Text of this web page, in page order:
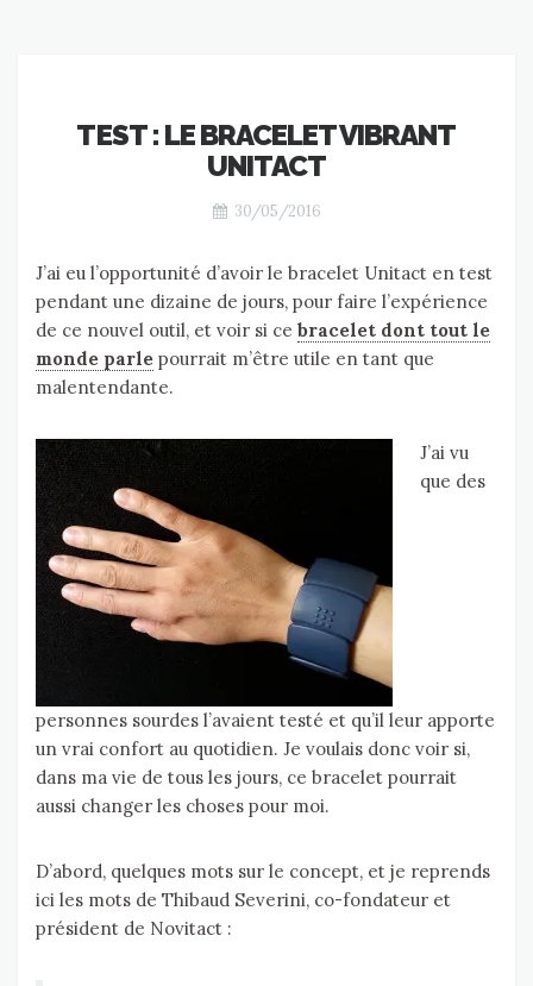
TEST : LE BRACELET VIBRANT
UNITACT
30/05/2016
J’ai eu l’opportunité d’avoir le bracelet Unitact en test
pendant une dizaine de jours, pour faire l’expérience
de ce nouvel outil, et voir si ce bracelet dont tout le
monde parle pourrait m’être utile en tant que
malentendante.
J’ai vu
que des
personnes sourdes l’avaient testé et qu’il leur apporte
un vrai confort au quotidien. Je voulais donc voir si,
dans ma vie de tous les jours, ce bracelet pourrait
aussi changer les choses pour moi.
D’abord, quelques mots sur le concept, et je reprends
ici les mots de Thibaud Severini, co-fondateur et
président de Novitact :